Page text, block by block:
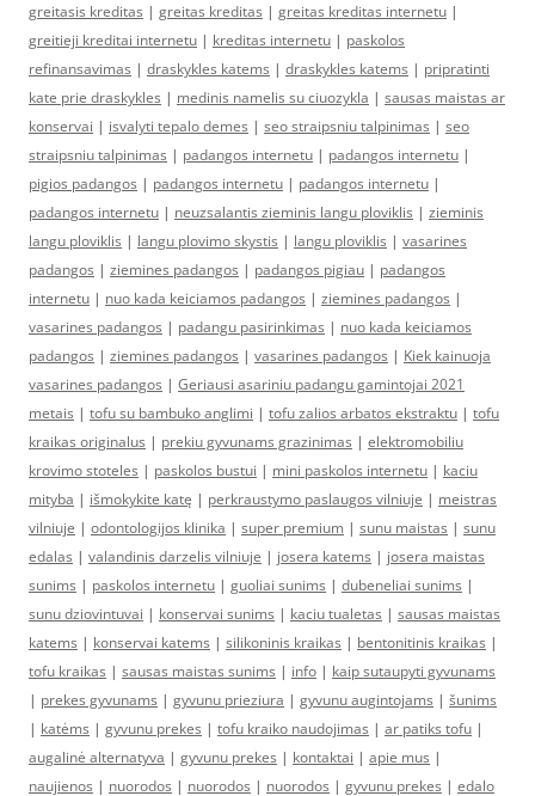
greitasis kreditas | greitas kreditas | greitas kreditas internetu |
greitieji kreditai internetu | kreditas internetu | paskolos
refinansavimas | draskykles katems | draskykles katems | pripratinti
kate prie draskykles | medinis namelis su ciuozykla | sausas maistas ar
konservai | isvalyti tepalo demes | seo straipsniu talpinimas | seo
straipsniu talpinimas | padangos internetu | padangos internetu |
pigios padangos | padangos internetu | padangos internetu |
padangos internetu | neuzsalantis zieminis langu ploviklis | zieminis
langu ploviklis | langu plovimo skystis | langu ploviklis | vasarines
padangos | ziemines padangos | padangos pigiau | padangos
internetu | nuo kada keiciamos padangos | ziemines padangos |
vasarines padangos | padangu pasirinkimas | nuo kada keiciamos
padangos | ziemines padangos | vasarines padangos | Kiek kainuoja
vasarines padangos | Geriausi asariniu padangu gamintojai 2021
metais | tofu su bambuko anglimi | tofu zalios arbatos ekstraktu | tofu
kraikas originalus | prekiu gyvunams grazinimas | elektromobiliu
krovimo stoteles | paskolos bustui | mini paskolos internetu | kaciu
mityba | išmokykite katę | perkraustymo paslaugos vilniuje | meistras
vilniuje | odontologijos klinika | super premium | sunu maistas | sunu
edalas | valandinis darzelis vilniuje | josera katems | josera maistas
sunims | paskolos internetu | guoliai sunims | dubeneliai sunims |
sunu dziovintuvai | konservai sunims | kaciu tualetas | sausas maistas
katems | konservai katems | silikoninis kraikas | bentonitinis kraikas |
tofu kraikas | sausas maistas sunims | info | kaip sutaupyti gyvunams
| prekes gyvunams | gyvunu prieziura | gyvunu augintojams | šunims
| katėms | gyvunu prekes | tofu kraiko naudojimas | ar patiks tofu |
augalinė alternatyva | gyvunu prekes | kontaktai | apie mus |
naujienos | nuorodos | nuorodos | nuorodos | gyvunu prekes | edalo